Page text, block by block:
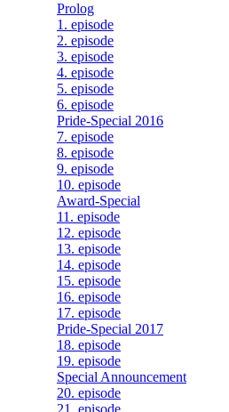
Prolog
1. episode
2. episode
3. episode
4. episode
5. episode
6. episode
Pride-Special 2016
7. episode
8. episode
9. episode
10. episode
Award-Special
11. episode
12. episode
13. episode
14. episode
15. episode
16. episode
17. episode
Pride-Special 2017
18. episode
19. episode
Special Announcement
20. episode